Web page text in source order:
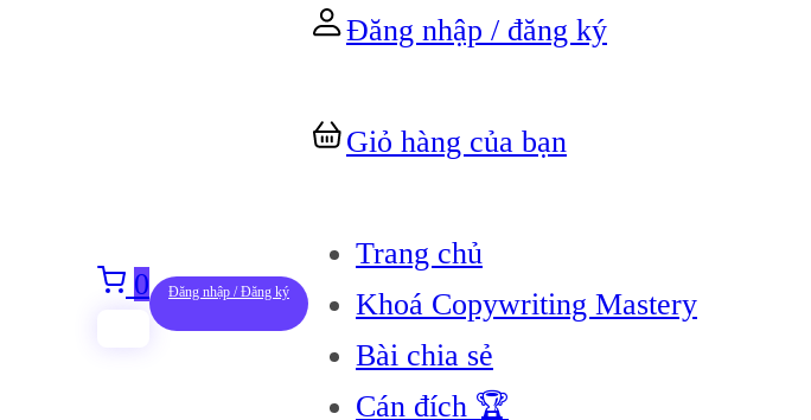
0 Đăng nhập / Đăng ký
Đăng nhập / đăng ký
Giỏ hàng của bạn
Trang chủ
Khoá Copywriting Mastery
Bài chia sẻ
Cán đích 🏆